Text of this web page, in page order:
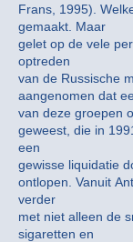
Frans, 1995).
gemaakt. Maar
gelet op de vele
optreden
van de Russische
aangenomen dat
van deze groepen
geweest, die in
een
gewisse liquidatie
ontlopen. Vanuit
verder
met niet alleen de
sigaretten en